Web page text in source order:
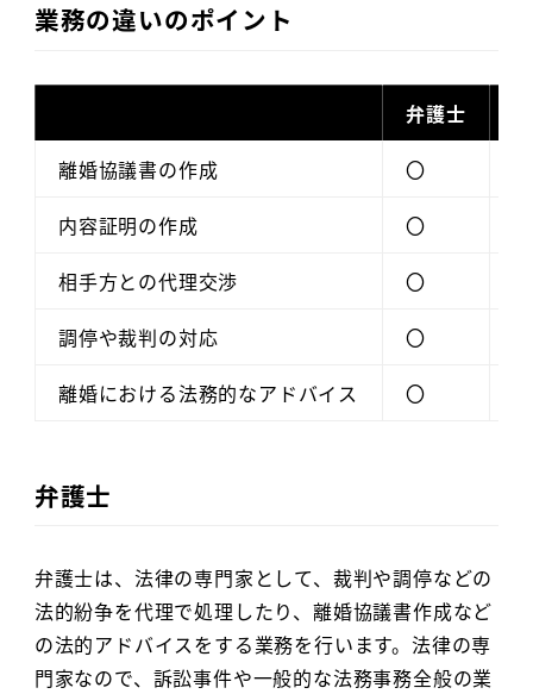
業務の違いのポイント
弁護士
離婚協議書の作成
〇
内容証明の作成
〇
相手方との代理交渉
〇
調停や裁判の対応
〇
離婚における法務的なアドバイス
〇
弁護士
弁護士は、法律の専門家として、裁判や調停などの
法的紛争を代理で処理したり、離婚協議書作成など
の法的アドバイスをする業務を行います。法律の専
門家なので、訴訟事件や一般的な法務事務全般の業